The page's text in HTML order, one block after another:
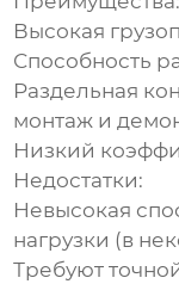
Высокая
Способность
Раздельная
монтаж и
Низкий
Недостатки:
Невысокая
нагрузки (в
Требуют